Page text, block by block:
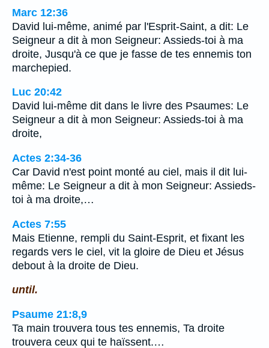
Marc 12:36
David lui-même, animé par l'Esprit-Saint, a dit: Le
Seigneur a dit à mon Seigneur: Assieds-toi à ma
droite, Jusqu'à ce que je fasse de tes ennemis ton
marchepied.
Luc 20:42
David lui-même dit dans le livre des Psaumes: Le
Seigneur a dit à mon Seigneur: Assieds-toi à ma
droite,
Actes 2:34-36
Car David n'est point monté au ciel, mais il dit lui-
même: Le Seigneur a dit à mon Seigneur: Assieds-
toi à ma droite,…
Actes 7:55
Mais Etienne, rempli du Saint-Esprit, et fixant les
regards vers le ciel, vit la gloire de Dieu et Jésus
debout à la droite de Dieu.
until.
Psaume 21:8,9
Ta main trouvera tous tes ennemis, Ta droite
trouvera ceux qui te haïssent.…